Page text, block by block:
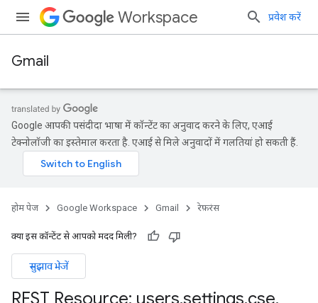
Workspace प्रवेश करें
Gmail
Google आपकी पसंदीदा भाषा में कॉन्टेंट का अनुवाद करने के लिए, एआई
टेक्नोलॉजी का इस्तेमाल करता है. एआई से मिले अनुवादों में गलतियां हो सकती हैं.
होम पेज Google Workspace Gmail रेफ़रंस
क्या इस कॉन्टेंट से आपको मदद मिली?
सुझाव भेजें
REST Resource: users.settings.cse.